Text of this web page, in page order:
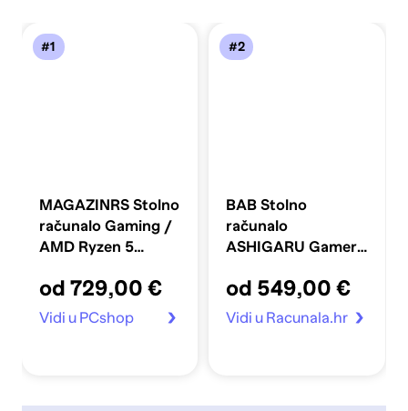
#1
MAGAZINRS Stolno
računalo Gaming /
AMD Ryzen 5
SSD, Radeon
Graphics, FreeDOS,
od 729,00 €
Vidi u PCshop
#2
BAB Stolno
računalo
ASHIGARU Gamer
3400G, 16 GB
DDR4, 500 GB
od 549,00 €
Vidi u Racunala.hr